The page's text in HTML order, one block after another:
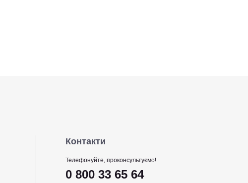
Контакти
Телефонуйте, проконсультуємо!
0 800 33 65 64